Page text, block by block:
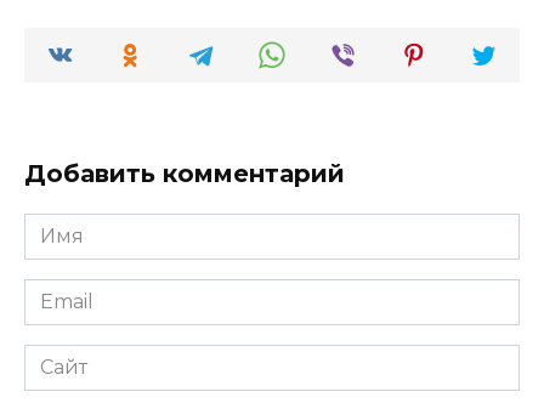
Добавить комментарий
Имя
*
Email
*
Сайт